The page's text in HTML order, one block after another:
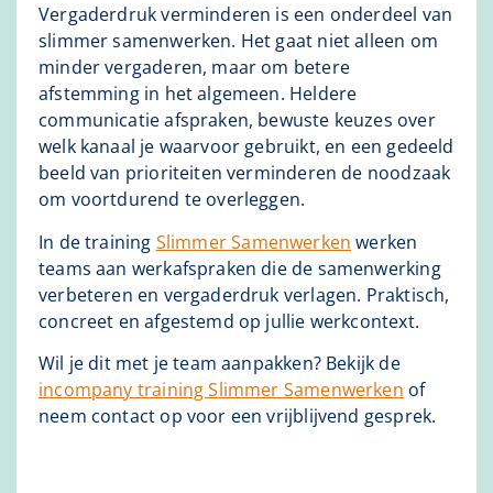
Vergaderdruk verminderen is een onderdeel van
slimmer samenwerken. Het gaat niet alleen om
minder vergaderen, maar om betere
afstemming in het algemeen. Heldere
communicatie afspraken, bewuste keuzes over
welk kanaal je waarvoor gebruikt, en een gedeeld
beeld van prioriteiten verminderen de noodzaak
om voortdurend te overleggen.
In de training Slimmer Samenwerken werken
teams aan werkafspraken die de samenwerking
verbeteren en vergaderdruk verlagen. Praktisch,
concreet en afgestemd op jullie werkcontext.
Wil je dit met je team aanpakken? Bekijk de
incompany training Slimmer Samenwerken of
neem contact op voor een vrijblijvend gesprek.